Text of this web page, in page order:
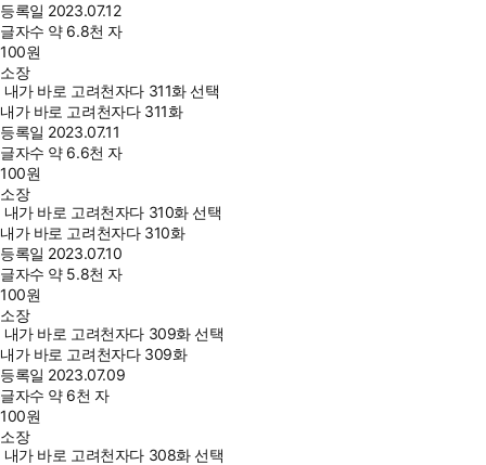
등록일 2023.07.12
글자수 약 6.8천 자
100원
소장
내가 바로 고려천자다 311화 선택
내가 바로 고려천자다 311화
등록일 2023.07.11
글자수 약 6.6천 자
100원
소장
내가 바로 고려천자다 310화 선택
내가 바로 고려천자다 310화
등록일 2023.07.10
글자수 약 5.8천 자
100원
소장
내가 바로 고려천자다 309화 선택
내가 바로 고려천자다 309화
등록일 2023.07.09
글자수 약 6천 자
100원
소장
내가 바로 고려천자다 308화 선택